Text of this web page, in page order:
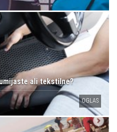
ali tekstilne?
OGLAS